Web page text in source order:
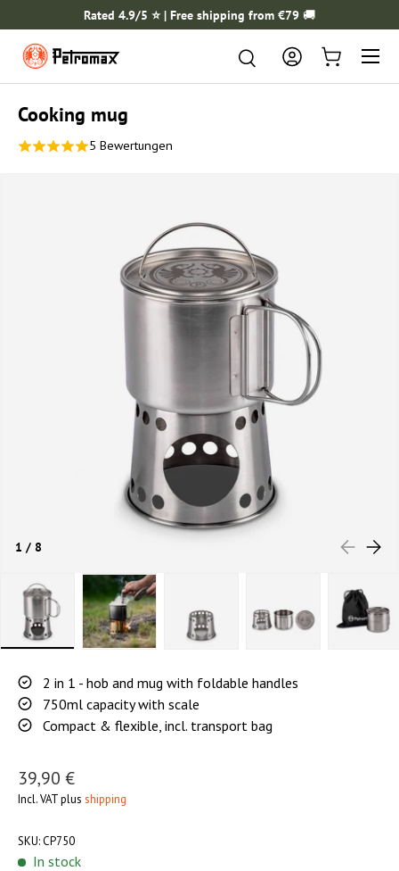
SKIP TO CONTENT
Rated 4.9/5 ⭐️ | Free shipping from €79 🚚
Search
Search Log in Cart
Menu
Cooking mug
5 Bewertungen
PREVIOUS
NEXT
1 / of
8
2 in 1 - hob and mug with foldable handles
750ml capacity with scale
Compact & flexible, incl. transport bag
39,90 €
Incl. VAT plus shipping
SKU:CP750
In stock